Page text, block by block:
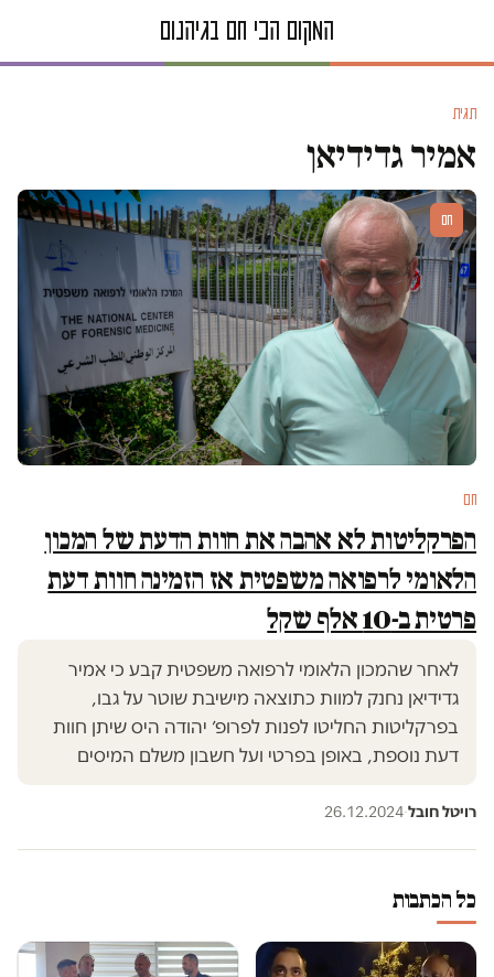
תגית
אמיר גדידיאן
חם
חם
הפרקליטות לא אהבה את חוות הדעת של המכון
הלאומי לרפואה משפטית אז הזמינה חוות דעת
פרטית ב-10 אלף שקל
לאחר שהמכון הלאומי לרפואה משפטית קבע כי אמיר
גדידיאן נחנק למוות כתוצאה מישיבת שוטר על גבו,
בפרקליטות החליטו לפנות לפרופ׳ יהודה היס שיתן חוות
דעת נוספת, באופן בפרטי ועל חשבון משלם המיסים
רויטל חובל·
26.12.2024
כל הכתבות